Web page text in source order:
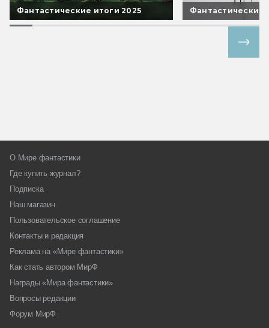
Фантастические итоги 2025 Фантастические
О Мире фантастики
Где купить журнал?
Подписка
Наш магазин
Пользовательское соглашение
Контакты и редакция
Реклама на «Мире фантастики»
Как стать автором МирФ
Награды «Мира фантастики»
Вопросы редакции
Форум МирФ